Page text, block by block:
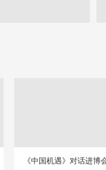
《中国机遇》对话进博